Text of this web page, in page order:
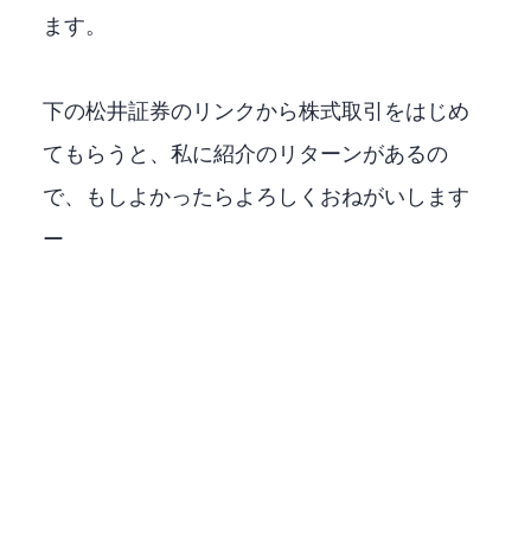
ます。
下の松井証券のリンクから株式取引をはじめ
てもらうと、私に紹介のリターンがあるの
で、もしよかったらよろしくおねがいします
ー